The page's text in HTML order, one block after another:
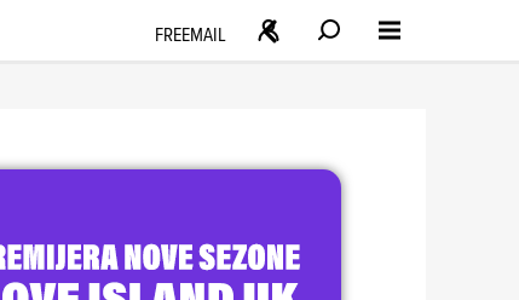
FREEMAIL